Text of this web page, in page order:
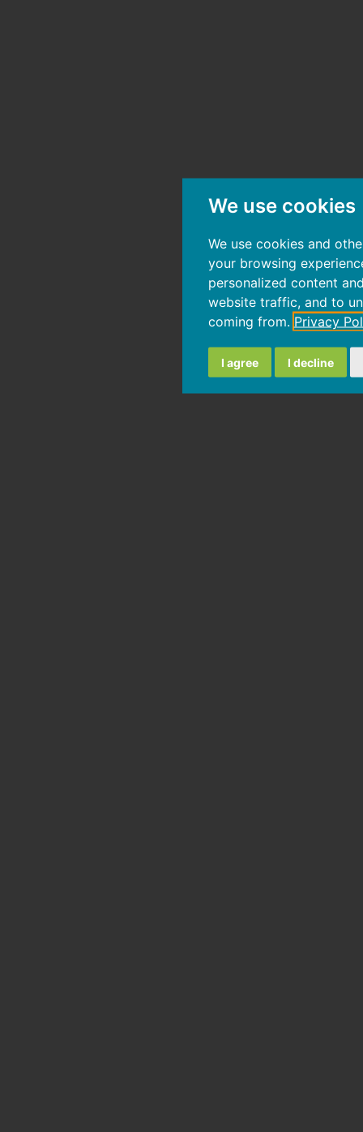
We use cookies
We use cookies and
your browsing
personalized content
website traffic, and to
coming from. Privacy
I agree I decline